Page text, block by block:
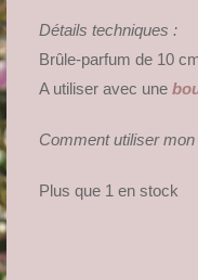
Détails techniques :
Brûle-parfum de 10
A utiliser avec une
Comment utiliser
Plus que 1 en stock